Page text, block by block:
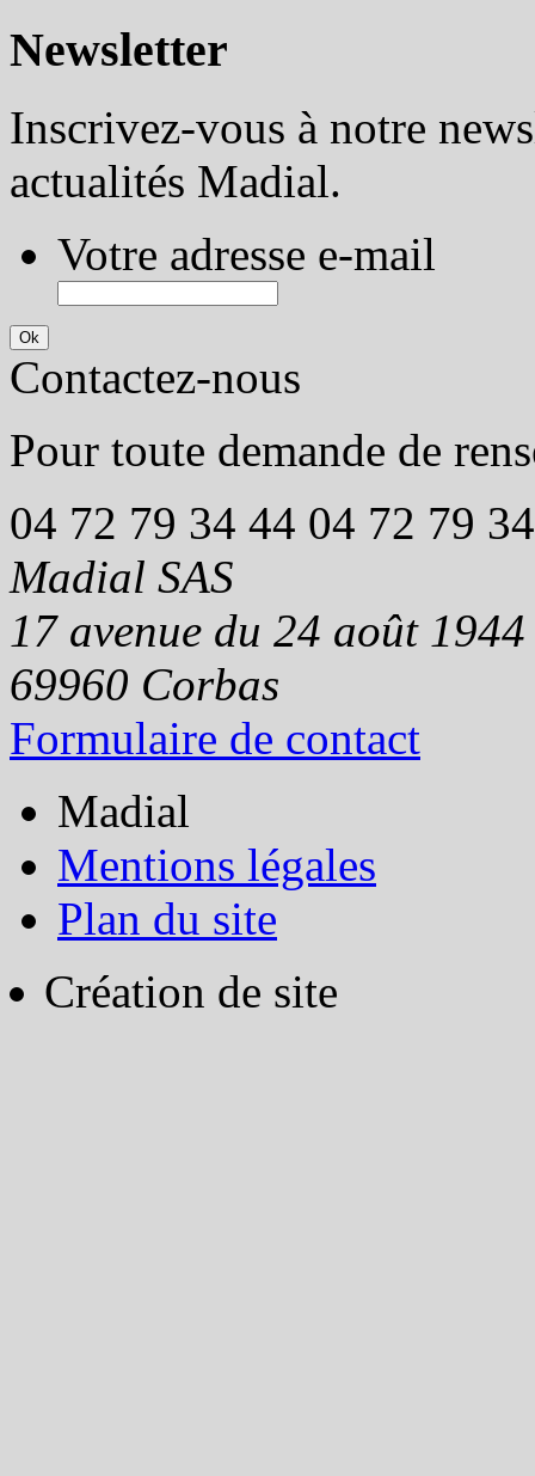
Newsletter
Inscrivez-vous à notre
actualités Madial.
Votre adresse e-mail
Contactez-nous
Pour toute demande de
04 72 79 34 44 04 72 79
Madial SAS
17 avenue du 24 août 1944
69960 Corbas
Formulaire de contact
Madial
Mentions légales
Plan du site
Création de site